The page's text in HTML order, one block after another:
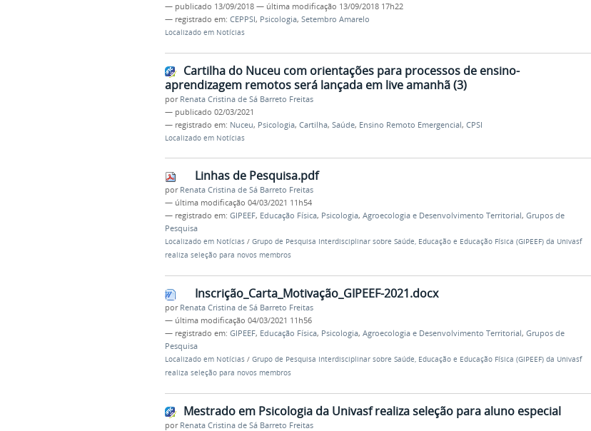
— publicado 13/09/2018 — última modificação 13/09/2018 17h22
— registrado em: CEPPSI, Psicologia, Setembro Amarelo
Localizado em Notícias
Cartilha do Nuceu com orientações para processos de ensino-
aprendizagem remotos será lançada em live amanhã (3)
por Renata Cristina de Sá Barreto Freitas
— publicado 02/03/2021
— registrado em: Nuceu, Psicologia, Cartilha, Saúde, Ensino Remoto Emergencial, CPSI
Localizado em Notícias
Linhas de Pesquisa.pdf
por Renata Cristina de Sá Barreto Freitas
— última modificação 04/03/2021 11h54
— registrado em: GIPEEF, Educação Física, Psicologia, Agroecologia e Desenvolvimento Territorial, Grupos de
Pesquisa
Localizado em Notícias / Grupo de Pesquisa Interdisciplinar sobre Saúde, Educação e Educação Física (GIPEEF) da Univasf
realiza seleção para novos membros
Inscrição_Carta_Motivação_GIPEEF-2021.docx
por Renata Cristina de Sá Barreto Freitas
— última modificação 04/03/2021 11h56
— registrado em: GIPEEF, Educação Física, Psicologia, Agroecologia e Desenvolvimento Territorial, Grupos de
Pesquisa
Localizado em Notícias / Grupo de Pesquisa Interdisciplinar sobre Saúde, Educação e Educação Física (GIPEEF) da Univasf
realiza seleção para novos membros
Mestrado em Psicologia da Univasf realiza seleção para aluno especial
por Renata Cristina de Sá Barreto Freitas